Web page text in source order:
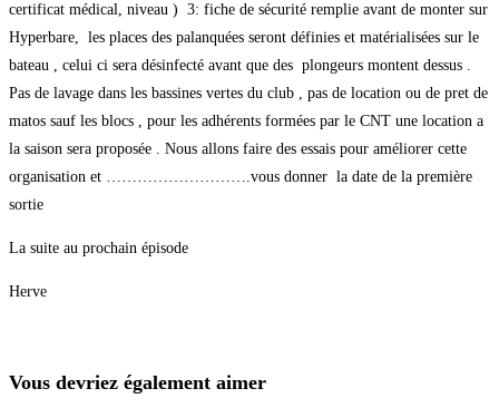
certificat médical, niveau ) 3: fiche de sécurité remplie avant de monter sur
Hyperbare, les places des palanquées seront définies et matérialisées sur le
bateau , celui ci sera désinfecté avant que des plongeurs montent dessus .
Pas de lavage dans les bassines vertes du club , pas de location ou de pret de
matos sauf les blocs , pour les adhérents formées par le CNT une location a
la saison sera proposée . Nous allons faire des essais pour améliorer cette
organisation et ……………………….vous donner la date de la première
sortie
La suite au prochain épisode
Herve
Vous devriez également aimer